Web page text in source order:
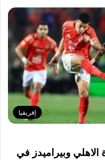
إفريقيا
وبيراميدز في